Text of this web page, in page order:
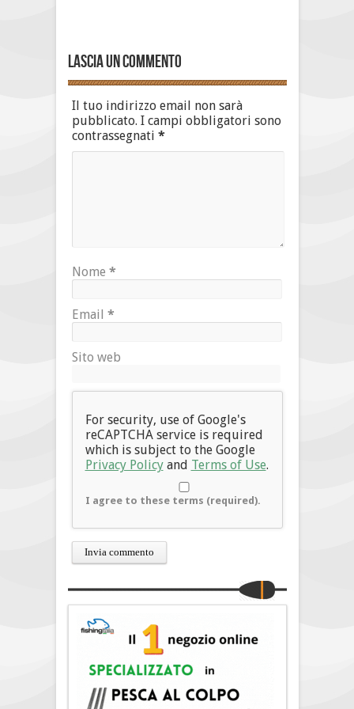
Lascia un commento
Il tuo indirizzo email non sarà
pubblicato. I campi obbligatori sono
contrassegnati *
Nome *
Email *
Sito web
For security, use of Google's
reCAPTCHA service is required
which is subject to the Google
Privacy Policyand Terms of Use.
I agree to these terms (required).